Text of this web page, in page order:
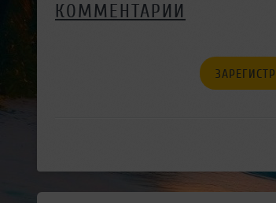
КОММЕНТАРИИ